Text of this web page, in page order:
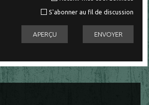
S'abonner au fil de discussion